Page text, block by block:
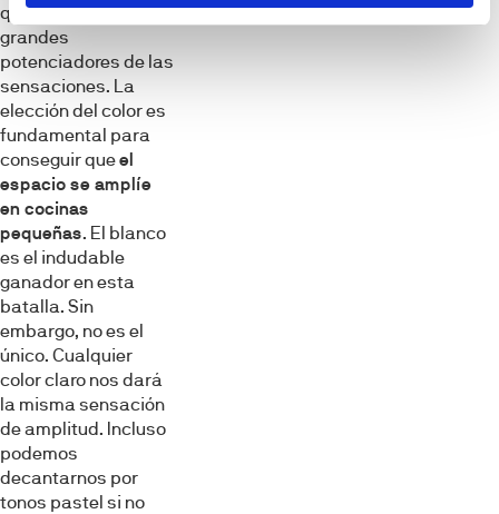
que los colores son
grandes
potenciadores de las
sensaciones. La
elección del color es
fundamental para
conseguir queel
espacio se amplíe
en cocinas
pequeñas. El blanco
es el indudable
ganador en esta
batalla. Sin
embargo, no es el
único. Cualquier
color claro nos dará
la misma sensación
de amplitud. Incluso
podemos
decantarnos por
tonos pastel si no